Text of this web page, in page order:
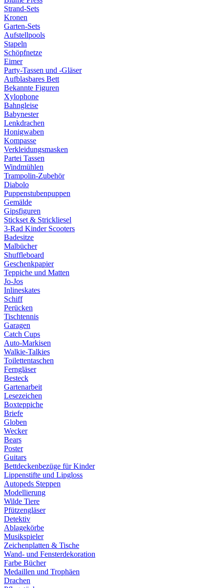
Strand-Sets
Kronen
Garten-Sets
Aufstellpools
Stapeln
Schöpfnetze
Eimer
Party-Tassen und -Gläser
Aufblasbares Bett
Bekannte Figuren
Xylophone
Bahngleise
Babynester
Lenkdrachen
Honigwaben
Kompasse
Verkleidungsmasken
Partei Tassen
Windmühlen
Trampolin-Zubehör
Diabolo
Puppenstubenpuppen
Gemälde
Gipsfiguren
Stickset & Strickliesel
3-Rad Kinder Scooters
Badesitze
Malbücher
Shuffleboard
Geschenkpapier
Teppiche und Matten
Jo-Jos
Inlineskates
Schiff
Perücken
Tischtennis
Garagen
Catch Cups
Auto-Markisen
Walkie-Talkies
Toilettentaschen
Ferngläser
Besteck
Gartenarbeit
Lesezeichen
Boxteppiche
Briefe
Globen
Wecker
Bears
Poster
Guitars
Bettdeckenbezüge für Kinder
Lippenstifte und Lipgloss
Autopeds Steppen
Modellierung
Wilde Tiere
Pfützengläser
Detektiv
Ablagekörbe
Musikspieler
Zeichenplatten & Tische
Wand- und Fensterdekoration
Farbe Bücher
Medaillen und Trophäen
Drachen